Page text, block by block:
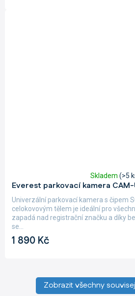
Everest parkovací kamera CAM-
hodnocení
produktu
je
5,0
z
hvězdiček.
Skladem (>5
1 890 Kč
Univerzální parkovací kamera s čipem
celokovovým tělem je ideální pro
zapadá nad registrační značku a díky
se...
Zobrazit všechny